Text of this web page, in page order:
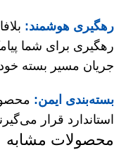
رهگیری هوشمند:
رهگیری برای شما
جریان مسیر بسته
بسته‌بندی ایمن:
استاندارد قرار
محصولات مشابه